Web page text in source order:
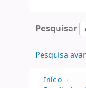
Pesquisar
Pesquisa
Início ›